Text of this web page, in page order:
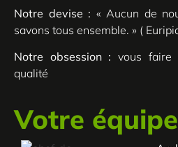
Notre devise : « Aucun de
savons tous ensemble. » (
Notre obsession : vous faire
qualité
Votre équipe